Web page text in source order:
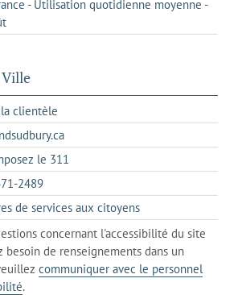
- Utilisation quotidienne moyenne -
clientèle
dans
un
nouvel
s'ouvre
dans
votre
de
messagerie
le 311
dans
un
client
de
votre
téléphone
2489s'ouvre
dans
un
client
de
votre
de services aux citoyenss'ouvre
dans
l'onglet
actuel
concernant l'accessibilité du site
besoin de renseignements dans un
communiquer avec le personnel
.